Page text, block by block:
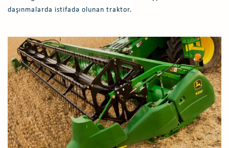
daşınmalarda istifadə olunan traktor.